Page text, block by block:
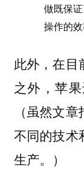
做既保
操作的
此外，在目
之外，苹
（虽然文
不同的技术
生产。）